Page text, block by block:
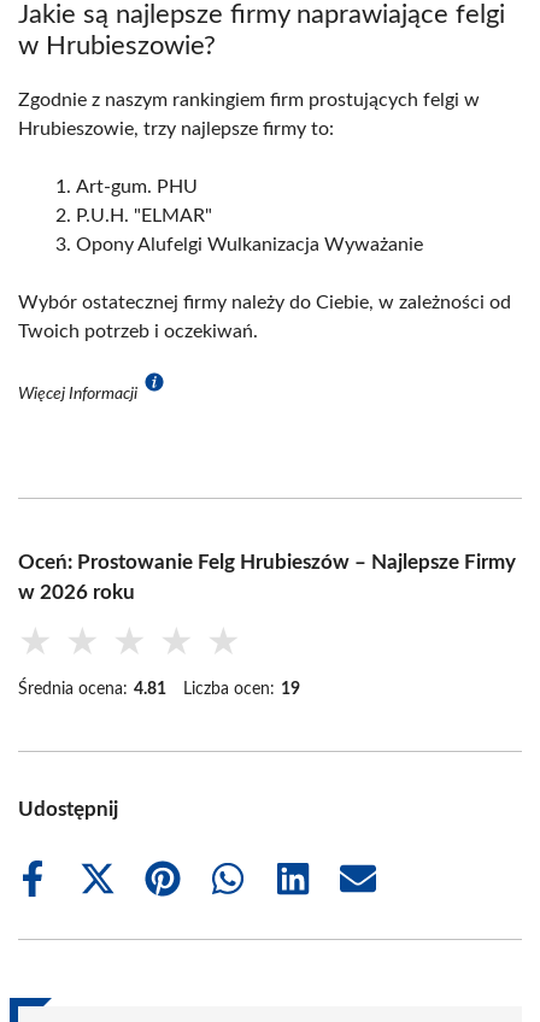
Jakie są najlepsze firmy naprawiające felgi
w Hrubieszowie?
Zgodnie z naszym rankingiem firm prostujących felgi w
Hrubieszowie, trzy najlepsze firmy to:
Art-gum. PHU
P.U.H. "ELMAR"
Opony Alufelgi Wulkanizacja Wyważanie
Wybór ostatecznej firmy należy do Ciebie, w zależności od
Twoich potrzeb i oczekiwań.
Więcej Informacji
Oceń: Prostowanie Felg Hrubieszów – Najlepsze Firmy
w 2026 roku
★ ★ ★ ★ ★
Średnia ocena: 4.81 Liczba ocen: 19
Udostępnij
Share
Share
(Twitter)
Share
Share
Share
Share